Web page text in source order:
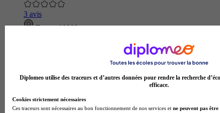
3 avis
Troyes 10000
Pour s'adapter à l'évolution des métiers du commerce, ce
nouveau BTS remplace le BTS Action commerciale. Le
technicien supérieur en Management des Unités
Diplomeo utilise des traceurs et d’autres données pour rendre la recherche
efficace.
Cookies strictement nécessaires
Ces traceurs sont nécessaires au bon fonctionnement de nos services et ne peuvent pas être